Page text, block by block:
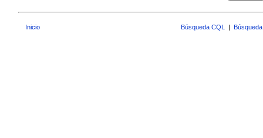
Inicio Búsqueda CQL